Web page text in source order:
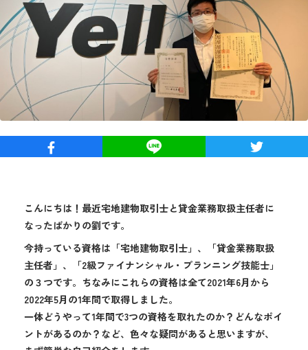
こんにちは！最近宅地建物取引士と貸金業務取扱主任者に
なったばかりの劉です。
今持っている資格は「宅地建物取引士」、「貸金業務取扱
主任者」、「2級ファイナンシャル・プランニング技能士」
の３つです。ちなみにこれらの資格は全て2021年6月から
2022年5月の1年間で取得しました。
一体どうやって1年間で3つの資格を取れたのか？どんなポイ
ントがあるのか？など、色々な疑問があると思いますが、